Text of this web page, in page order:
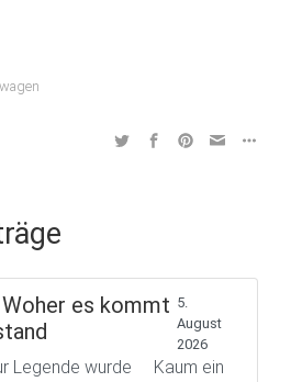
es kommt 5.
August
2026
Legende wurde Kaum ein